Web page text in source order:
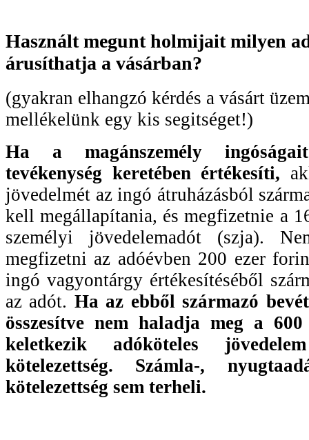
Használt megunt holmijait milyen
árusíthatja a vásárban?
(gyakran elhangzó kérdés a vásárt
mellékelünk egy kis segitséget!)
Ha a magánszemély
tevékenység keretében értékesíti,
jövedelmét az ingó átruházásból
kell megállapítania, és megfizetnie a
személyi jövedelemadót (szja).
megfizetni az adóévben 200 ezer
ingó vagyontárgy értékesítéséből
az adót. Ha az ebből származó
összesítve nem haladja meg a
keletkezik adóköteles
kötelezettség. Számla-,
kötelezettség sem terheli.